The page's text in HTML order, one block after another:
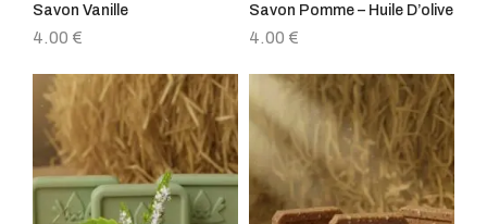
Savon Vanille
4.00 €
Savon Pomme – Huile D’olive
4.00 €